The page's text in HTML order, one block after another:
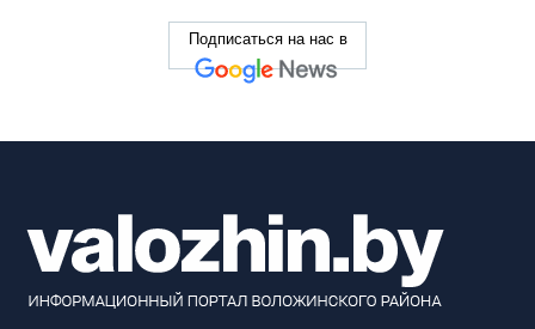
Подписаться на нас в